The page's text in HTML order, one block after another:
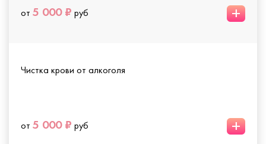
от 5 000 ₽ руб +
Чистка крови от алкоголя
от 5 000 ₽ руб +